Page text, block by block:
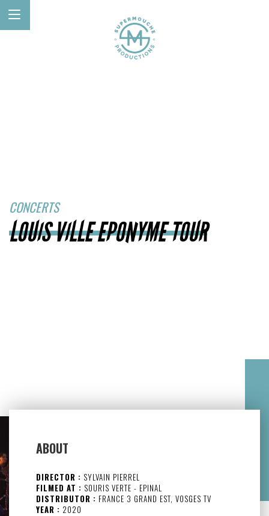
CONCERTS
LOUIS VILLE EPONYME TOUR
ABOUT
DIRECTOR : SYLVAIN PIERREL
FILMED AT : SOURIS VERTE - EPINAL
DISTRIBUTOR : FRANCE 3 GRAND EST, VOSGES TV
YEAR : 2020